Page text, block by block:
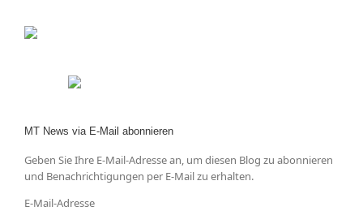
MT News via E-Mail abonnieren
Geben Sie Ihre E-Mail-Adresse an, um diesen Blog zu abonnieren
und Benachrichtigungen per E-Mail zu erhalten.
E-Mail-Adresse